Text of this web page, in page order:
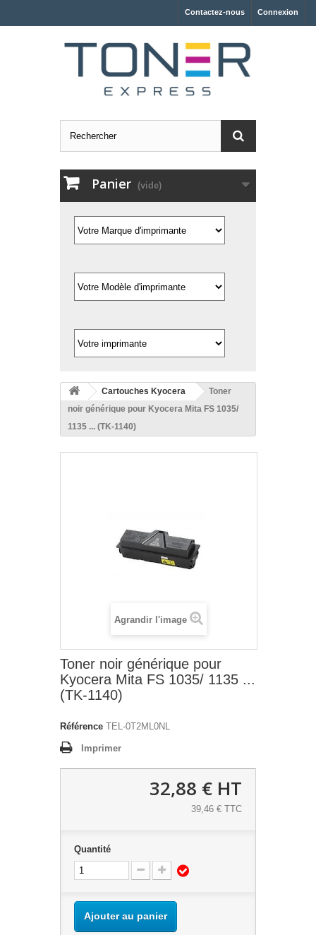
Connexion
Contactez-nous
Panier (vide)
Cartouches Kyocera
Toner
noir générique pour Kyocera Mita FS 1035/
1135 ... (TK-1140)
Agrandir l'image
Toner noir générique pour
Kyocera Mita FS 1035/ 1135 ...
(TK-1140)
Référence TEL-0T2ML0NL
Imprimer
32,88 € HT
39,46 € TTC
Quantité
Ajouter au panier